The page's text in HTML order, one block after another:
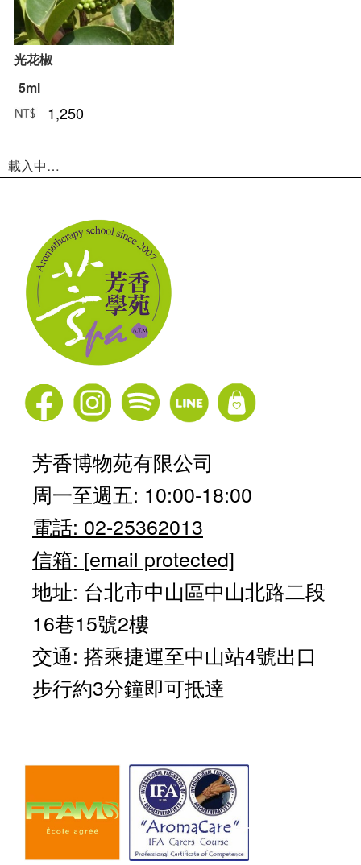
光花椒
5ml
NT﹕
1,250
載入中…
芳香博物苑有限公司
周一至週五: 10:00-18:00
電話: 02-25362013
信箱: [email protected]
地址: 台北市中山區中山北路二段
16巷15號2樓
交通: 搭乘捷運至中山站4號出口
步行約3分鐘即可抵達